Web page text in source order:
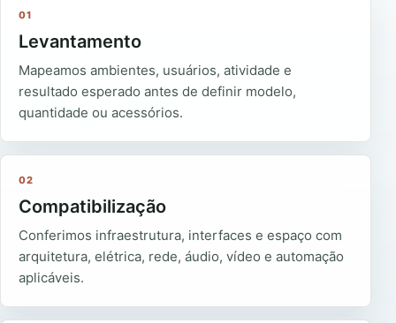
01
Levantamento
Mapeamos ambientes, usuários, atividade e
resultado esperado antes de definir modelo,
quantidade ou acessórios.
02
Compatibilização
Conferimos infraestrutura, interfaces e espaço com
arquitetura, elétrica, rede, áudio, vídeo e automação
aplicáveis.